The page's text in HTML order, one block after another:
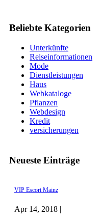
Beliebte Kategorien
Unterkünfte
Reiseinformationen
Mode
Dienstleistungen
Haus
Webkataloge
Pflanzen
Webdesign
Kredit
versicherungen
Neueste Einträge
VIP Escort Mainz
Apr 14, 2018 |